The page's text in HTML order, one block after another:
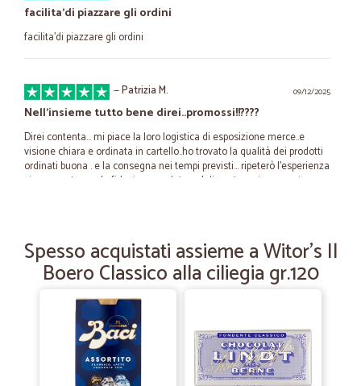
facilita'di piazzare gli ordini
facilita'di piazzare gli ordini
09/12/2025
—Patrizia M.
Nell'insieme tutto bene direi..promossi!!????
Direi contenta... mi piace la loro logistica di esposizione merce..e
visione chiara e ordinata in cartello..ho trovato la qualità dei prodotti
ordinati buona . e la consegna nei tempi previsti... ripeterò l'esperienza
sicuramente con la fiducia accordata nel dimostrarmi come prima
—Fiorella P.
Comodità
Comodo, puntuale. Consigliato.
31/07/2023
—Marco Z.
Spesso acquistati assieme a Witor's Il
Boero Classico alla ciliegia gr.120